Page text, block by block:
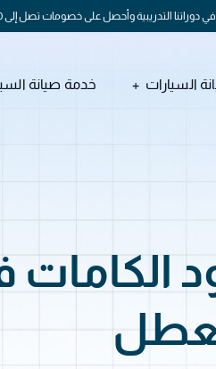
دوراتنا التدريبية وأحصل على خصومات تصل إلى 50% 🚀
السيارات خدمة صيانة